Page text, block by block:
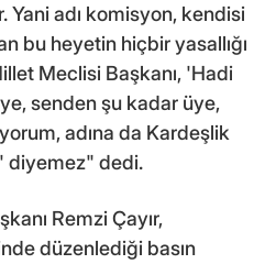
Yani adı komisyon, kendisi
bu heyetin hiçbir yasallığı
Meclisi Başkanı, 'Hadi
senden şu kadar üye,
adına da Kardeşlik
diyemez" dedi.
Remzi Çayır,
düzenlediği basın